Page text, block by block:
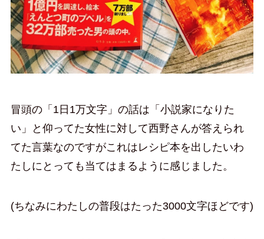
冒頭の「1日1万文字」の話は「小説家になりた
い」と仰ってた女性に対して西野さんが答えられ
てた言葉なのですがこれはレシピ本を出したいわ
たしにとっても当てはまるように感じました。
(ちなみにわたしの普段はたった3000文字ほどです)